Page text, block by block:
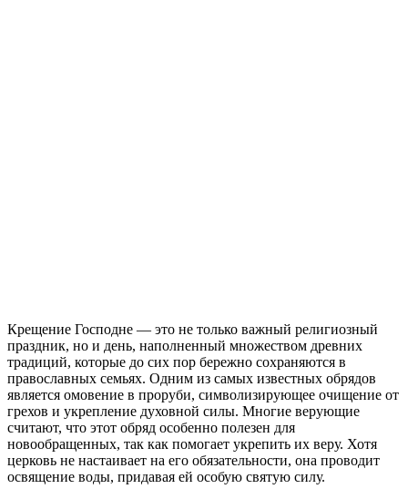
Крещение Господне — это не только важный религиозный
праздник, но и день, наполненный множеством древних
традиций, которые до сих пор бережно сохраняются в
православных семьях. Одним из самых известных обрядов
является омовение в проруби, символизирующее очищение от
грехов и укрепление духовной силы. Многие верующие
считают, что этот обряд особенно полезен для
новообращенных, так как помогает укрепить их веру. Хотя
церковь не настаивает на его обязательности, она проводит
освящение воды, придавая ей особую святую силу.